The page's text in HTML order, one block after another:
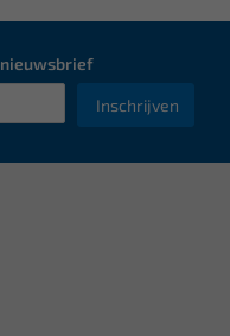
nieuwsbrief
Inschrijven